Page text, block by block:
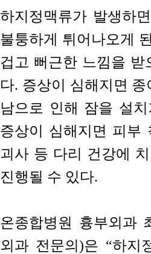
하지정맥류가 발생하
불퉁하게 튀어나오게
겁고 뻐근한 느낌을 받
다. 증상이 심해지면 종
남으로 인해 잠을 설
증상이 심해지면 피부
괴사 등 다리 건강에
진행될 수 있다.
온종합병원 흉부외과
외과 전문의)은 “하지